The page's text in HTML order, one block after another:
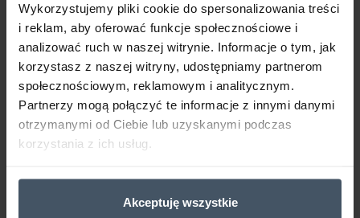
Wykorzystujemy pliki cookie do spersonalizowania treści
i reklam, aby oferować funkcje społecznościowe i
analizować ruch w naszej witrynie. Informacje o tym, jak
korzystasz z naszej witryny, udostępniamy partnerom
społecznościowym, reklamowym i analitycznym.
Partnerzy mogą połączyć te informacje z innymi danymi
otrzymanymi od Ciebie lub uzyskanymi podczas
korzystania z ich usług.
Akceptuję wszystkie